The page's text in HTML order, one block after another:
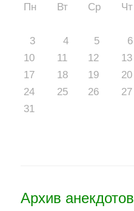
Пн Вт Ср Чт
3
4 5 6
10
11 12 13
17
18 19 20
24
25 26 27
31
Архив анекдотов